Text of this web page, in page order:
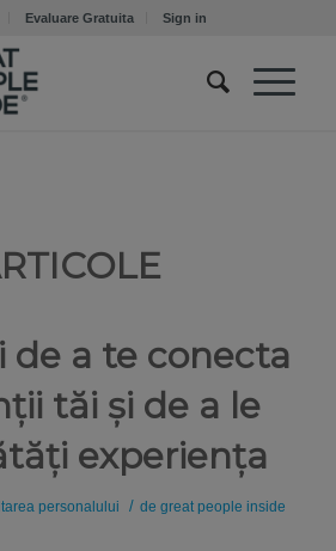
Evaluare Gratuita Sign in
de a te conecta
tăi și de a le
experiența
personalului / degreat people inside